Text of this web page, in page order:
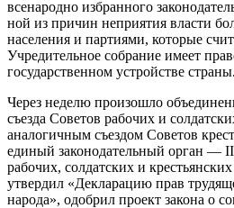
всенародно избранного
ной из причин неприятия власти
населе­ния и партиями, которые
Учредительное собрание имеет
государственном устройстве страны.
Через неделю произошло
съезда Советов рабочих и
аналогичным съездом Советов
единый законодательный орган —
рабочих, солдатских и
утвердил «Декларацию прав
народа», одобрил проект закона о